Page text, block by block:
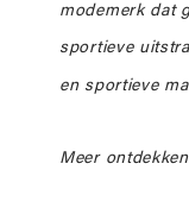
modemerk dat
sportieve
en sportieve
Meer